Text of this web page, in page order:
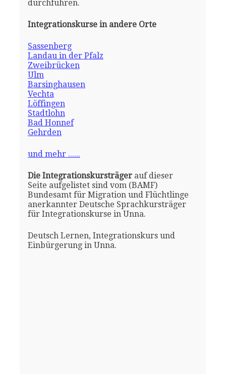
durchführen.
Integrationskurse in andere Orte
Sassenberg
Landau in der Pfalz
Zweibrücken
Ulm
Barsinghausen
Vechta
Löffingen
Stadtlohn
Bad Honnef
Gehrden
und mehr ......
Die Integrationskursträgerauf dieser
Seite aufgelistet sind vom (BAMF)
Bundesamt für Migration und Flüchtlinge
anerkannter Deutsche Sprachkursträger
für Integrationskurse in Unna.
Deutsch Lernen, Integrationskurs und
Einbürgerung in Unna.